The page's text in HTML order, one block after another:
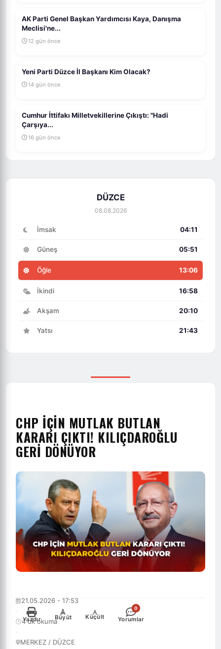
AK Parti Genel Başkan Yardımcısı Kaya, Danışma
Meclisi'ne...
12 gün önce
Yeni Parti Düzce İl Başkanı Kim Olacak?
14 gün önce
Cumhur İttifakı Milletvekillerine Çıkıştı: "Hadi
Çarşıya...
16 gün önce
DÜZCE
08.08.2026
İmsak 04:11
Güneş 05:51
Öğle 13:06
İkindi 16:58
Akşam 20:10
Yatsı 21:43
CHP İÇİN MUTLAK BUTLAN
KARARI ÇIKTI! KILIÇDAROĞLU
GERİ DÖNÜYOR
21.05.2026 - 17:53
·
4 dk okuma
·
MERKEZ / DÜZCE
Yazdır
+
Büyüt
-
Küçült
0
Yorumlar